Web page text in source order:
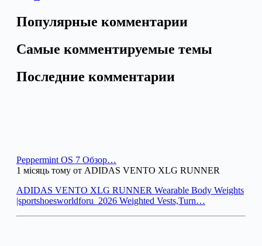
Популярные комментарии
Самые комментируемые темы
Последние комментарии
Peppermint OS 7 Обзор…
1 місяць тому от ADIDAS VENTO XLG RUNNER
ADIDAS VENTO XLG RUNNER Wearable Body Weights
|sportshoesworldforu_2026 Weighted Vests,Turn…